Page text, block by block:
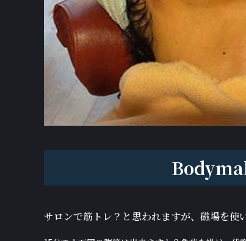
サロンで筋トレ？と思われますが、磁場を使